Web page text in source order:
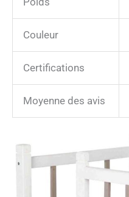
Couleur
Certifications
Moyenne des avis